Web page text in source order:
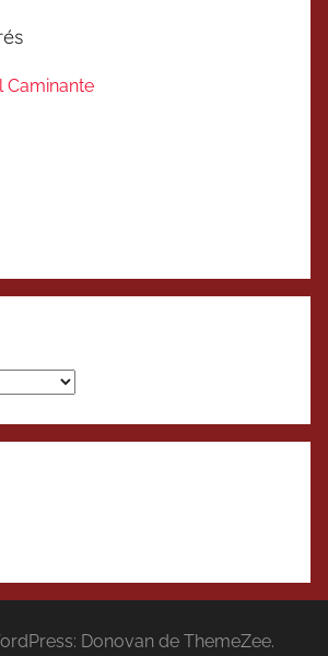
Caminante
Donovan de ThemeZee.